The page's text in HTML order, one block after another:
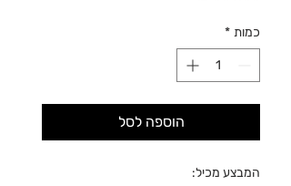
כמות *
הוספה לסל
המבצע מכיל: